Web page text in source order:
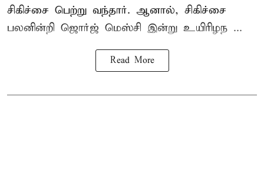
சிகிச்சை பெற்று வந்தார். ஆனால், சிகிச்சை
பலனின்றி ஜொர்ஜ் மெஸ்சி இன்று உயிரிழந ...
Read More